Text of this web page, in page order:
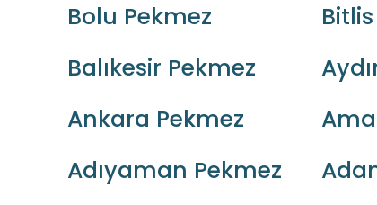
Bolu Pekmez
Balıkesir Pekmez
Ankara Pekmez
Adıyaman Pekmez